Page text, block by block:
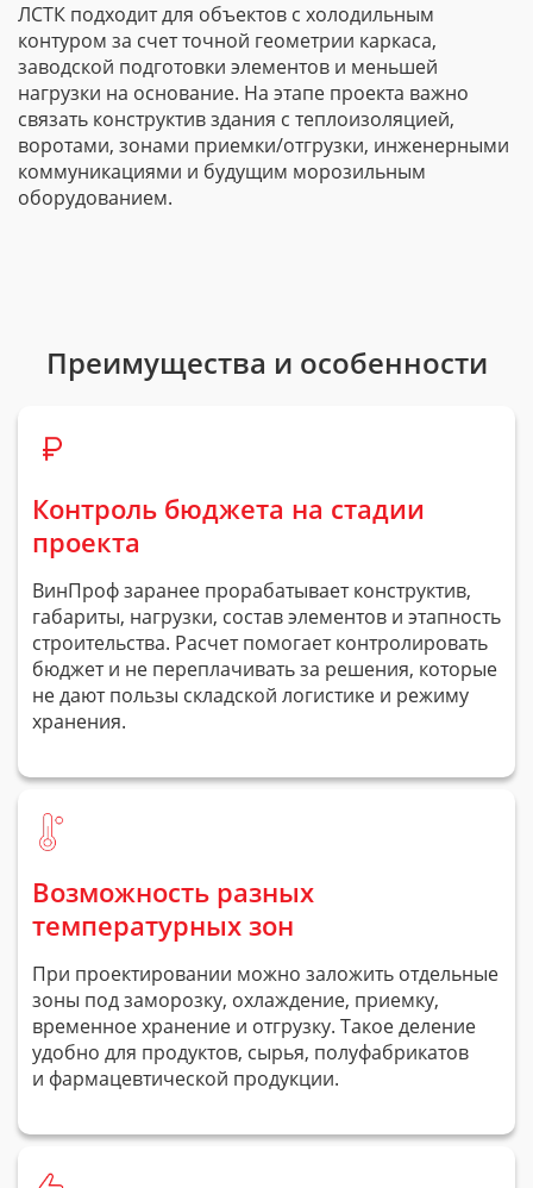
ЛСТК подходит для объектов с холодильным
контуром за счет точной геометрии каркаса,
заводской подготовки элементов и меньшей
нагрузки на основание. На этапе проекта важно
связать конструктив здания с теплоизоляцией,
воротами, зонами приемки/отгрузки, инженерными
коммуникациями и будущим морозильным
оборудованием.
Преимущества и особенности
Контроль бюджета на стадии
проекта
ВинПроф заранее прорабатывает конструктив,
габариты, нагрузки, состав элементов и этапность
строительства. Расчет помогает контролировать
бюджет и не переплачивать за решения, которые
не дают пользы складской логистике и режиму
хранения.
Возможность разных
температурных зон
При проектировании можно заложить отдельные
зоны под заморозку, охлаждение, приемку,
временное хранение и отгрузку. Такое деление
удобно для продуктов, сырья, полуфабрикатов
и фармацевтической продукции.